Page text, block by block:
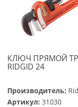
КЛЮЧ ПРЯМОЙ
RIDGID 24
Производитель:
Артикул: 31030